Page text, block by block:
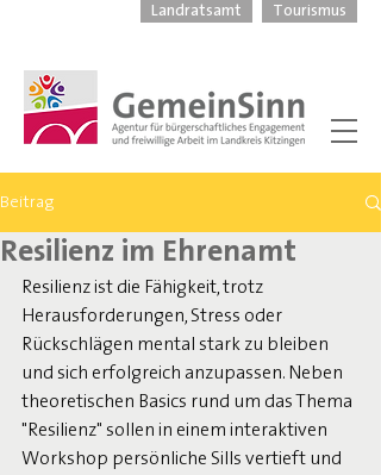
Landratsamt Tourismus
Beitrag
Resilienz im Ehrenamt
Resilienz ist die Fähigkeit, trotz
Herausforderungen, Stress oder
Rückschlägen mental stark zu bleiben
und sich erfolgreich anzupassen. Neben
theoretischen Basics rund um das Thema
"Resilienz" sollen in einem interaktiven
Workshop persönliche Sills vertieft und